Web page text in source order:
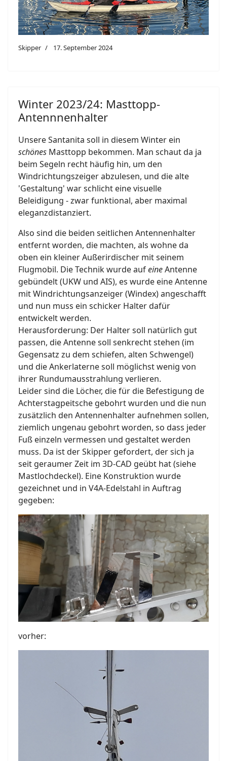
Skipper 17. September 2024
Winter 2023/24: Masttopp-
Antennnenhalter
Unsere Santanita soll in diesem Winter ein
schönes Masttopp bekommen. Man schaut da ja
beim Segeln recht häufig hin, um den
Windrichtungszeiger abzulesen, und die alte
'Gestaltung' war schlicht eine visuelle
Beleidigung - zwar funktional, aber maximal
eleganzdistanziert.
Also sind die beiden seitlichen Antennenhalter
entfernt worden, die machten, als wohne da
oben ein kleiner Außerirdischer mit seinem
Flugmobil. Die Technik wurde aufeineAntenne
gebündelt (UKW und AIS), es wurde eine Antenne
mit Windrichtungsanzeiger (Windex) angeschafft
und nun muss ein schicker Halter dafür
entwickelt werden.
Herausforderung: Der Halter soll natürlich gut
passen, die Antenne soll senkrecht stehen (im
Gegensatz zu dem schiefen, alten Schwengel)
und die Ankerlaterne soll möglichst wenig von
ihrer Rundumausstrahlung verlieren.
Leider sind die Löcher, die für die Befestigung de
Achterstagpeitsche gebohrt wurden und die nun
zusätzlich den Antennenhalter aufnehmen sollen,
ziemlich ungenau gebohrt worden, so dass jeder
Fuß einzeln vermessen und gestaltet werden
muss. Da ist der Skipper gefordert, der sich ja
seit geraumer Zeit im 3D-CAD geübt hat (siehe
Mastlochdeckel). Eine Konstruktion wurde
gezeichnet und in V4A-Edelstahl in Auftrag
gegeben:
vorher: